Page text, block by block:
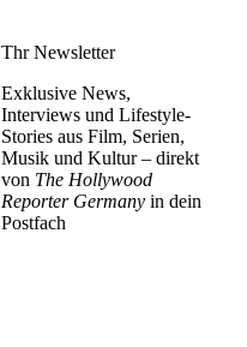
Thr Newsletter
Exklusive News,
Interviews und Lifestyle-
Stories aus Film, Serien,
Musik und Kultur – direkt
von The Hollywood
Reporter Germany in dein
Postfach